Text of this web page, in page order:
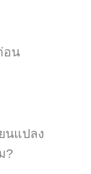
อน
นแปลง
?